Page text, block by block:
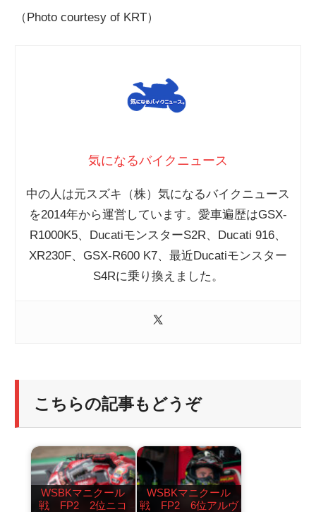
（Photo courtesy of KRT）
気になるバイクニュース
中の人は元スズキ（株）気になるバイクニュース
を2014年から運営しています。愛車遍歴はGSX-
R1000K5、DucatiモンスターS2R、Ducati 916、
XR230F、GSX-R600 K7、最近Ducatiモンスター
S4Rに乗り換えました。
こちらの記事もどうぞ
WSBKマニクール
戦 FP2 2位ニコ
WSBKマニクール
戦 FP2 6位アルヴ